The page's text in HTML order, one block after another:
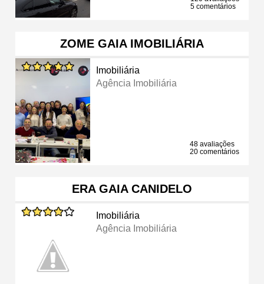
5 comentários
ZOME GAIA IMOBILIÁRIA
Imobiliária
Agência Imobiliária
48 avaliações
20 comentários
ERA GAIA CANIDELO
Imobiliária
Agência Imobiliária